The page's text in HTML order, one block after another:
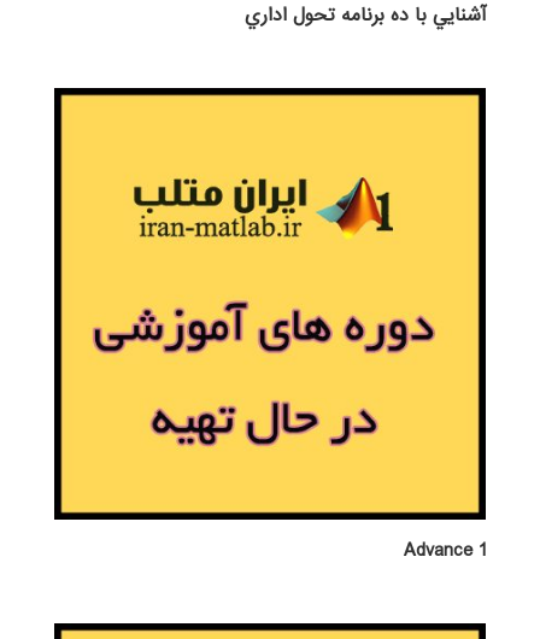
آشنايي با ده برنامه تحول اداري
Advance 1